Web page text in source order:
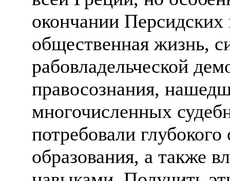
окончании
общественная жизнь,
рабовладельческой
правосознания,
многочисленных
потребовали
образования, а также